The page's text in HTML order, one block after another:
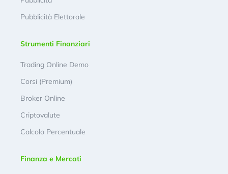
Pubblicità Elettorale
Strumenti Finanziari
Trading Online Demo
Corsi (Premium)
Broker Online
Criptovalute
Calcolo Percentuale
Finanza e Mercati